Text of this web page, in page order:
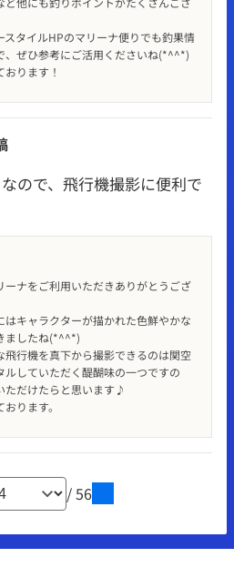
スタイルHPのマリーナ便りでも釣果情
、ぜひ参考にご活用くださいね(*^^*)
ります！
ので、飛行機撮影に便利で
ーナをご利用いただきありがとうござ
キャラクターが描かれた色鮮やかな
ましたね(*^^*)
飛行機を真下から撮影できるのは関空
ルしていただく醍醐味の一つですの
ただけたらと思います♪
ります。
/ 56